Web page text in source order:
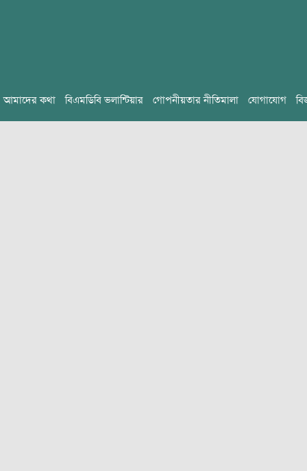
আমাদের কথা বিএমডিবি ভলান্টিয়ার গোপনীয়তার নীতিমালা যোগাযোগ